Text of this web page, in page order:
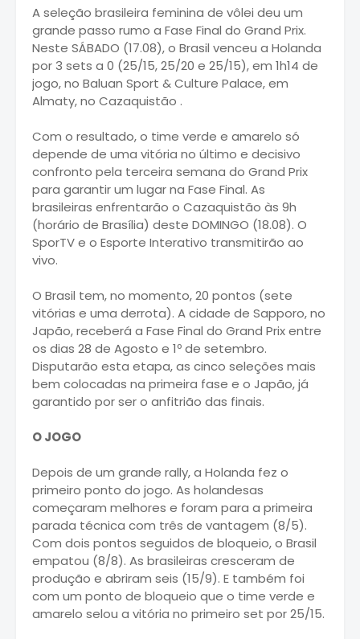
A seleção brasileira feminina de vôlei deu um
grande passo rumo a Fase Final do Grand Prix.
Neste SÁBADO (17.08), o Brasil venceu a Holanda
por 3 sets a 0 (25/15, 25/20 e 25/15), em 1h14 de
jogo, no Baluan Sport & Culture Palace, em
Almaty, no Cazaquistão .
Com o resultado, o time verde e amarelo só
depende de uma vitória no último e decisivo
confronto pela terceira semana do Grand Prix
para garantir um lugar na Fase Final. As
brasileiras enfrentarão o Cazaquistão às 9h
(horário de Brasília) deste DOMINGO (18.08). O
SporTV e o Esporte Interativo transmitirão ao
vivo.
O Brasil tem, no momento, 20 pontos (sete
vitórias e uma derrota). A cidade de Sapporo, no
Japão, receberá a Fase Final do Grand Prix entre
os dias 28 de Agosto e 1º de setembro.
Disputarão esta etapa, as cinco seleções mais
bem colocadas na primeira fase e o Japão, já
garantido por ser o anfitrião das finais.
O JOGO
Depois de um grande rally, a Holanda fez o
primeiro ponto do jogo. As holandesas
começaram melhores e foram para a primeira
parada técnica com três de vantagem (8/5).
Com dois pontos seguidos de bloqueio, o Brasil
empatou (8/8). As brasileiras cresceram de
produção e abriram seis (15/9). E também foi
com um ponto de bloqueio que o time verde e
amarelo selou a vitória no primeiro set por 25/15.